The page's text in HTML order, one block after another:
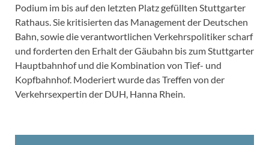
Podium im bis auf den letzten Platz gefüllten Stuttgarter
Rathaus. Sie kritisierten das Management der Deutschen
Bahn, sowie die verantwortlichen Verkehrspolitiker scharf
und forderten den Erhalt der Gäubahn bis zum Stuttgarter
Hauptbahnhof und die Kombination von Tief- und
Kopfbahnhof. Moderiert wurde das Treffen von der
Verkehrsexpertin der DUH, Hanna Rhein.